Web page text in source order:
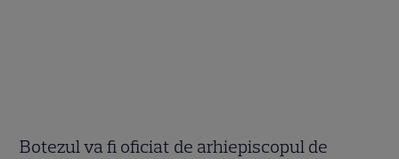
Botezul va fi oficiat de arhiepiscopul de